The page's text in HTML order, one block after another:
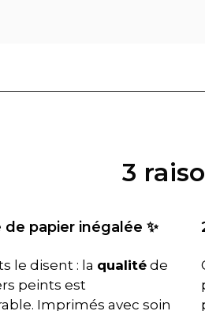
3
de papier inégalée ✨
le disent : la qualité de
peints est
Imprimés avec soin